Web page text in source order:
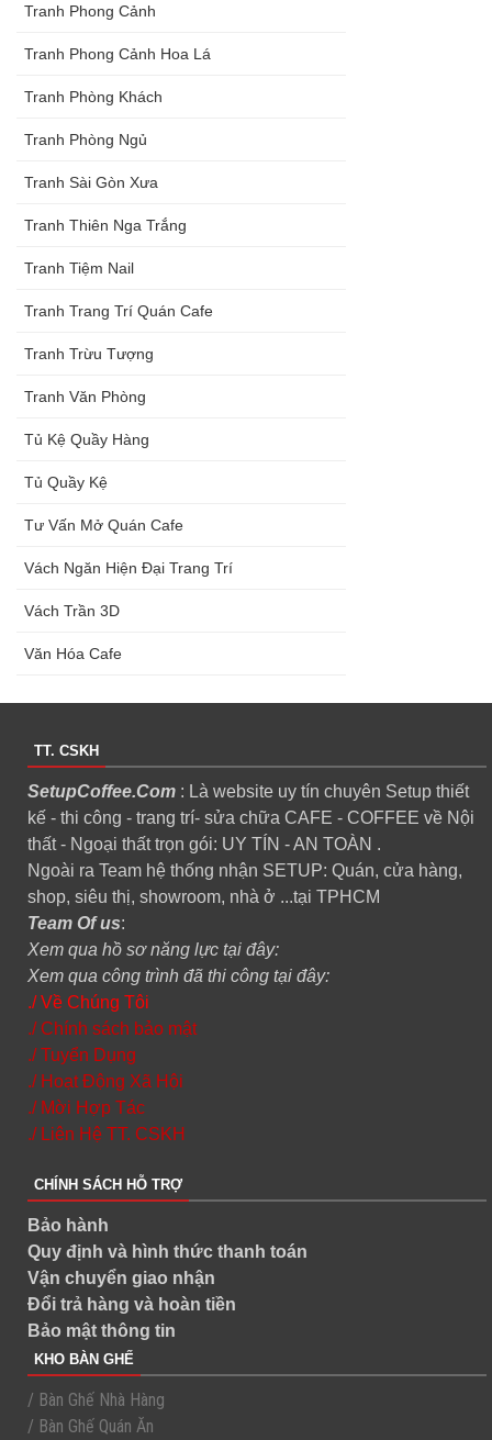
Tranh Phong Cảnh
Tranh Phong Cảnh Hoa Lá
Tranh Phòng Khách
Tranh Phòng Ngủ
Tranh Sài Gòn Xưa
Tranh Thiên Nga Trắng
Tranh Tiệm Nail
Tranh Trang Trí Quán Cafe
Tranh Trừu Tượng
Tranh Văn Phòng
Tủ Kệ Quầy Hàng
Tủ Quầy Kệ
Tư Vấn Mở Quán Cafe
Vách Ngăn Hiện Đại Trang Trí
Vách Trần 3D
Văn Hóa Cafe
TT. CSKH
SetupCoffee.Com : Là website uy tín chuyên Setup thiết
kế - thi công - trang trí- sửa chữa CAFE - COFFEE về Nội
thất - Ngoại thất trọn gói: UY TÍN - AN TOÀN .
Ngoài ra Team hệ thống nhận SETUP: Quán, cửa hàng,
shop, siêu thị, showroom, nhà ở ...tại TPHCM
Team Of us:
Xem qua hồ sơ năng lực tại đây:
Xem qua công trình đã thi công tại đây:
./ Về Chúng Tôi
./ Chính sách bảo mật
./ Tuyển Dụng
./ Hoạt Động Xã Hội
./ Mời Hợp Tác
./ Liên Hệ TT. CSKH
CHÍNH SÁCH HỖ TRỢ
Bảo hành
Quy định và hình thức thanh toán
Vận chuyển giao nhận
Đổi trả hàng và hoàn tiền
Bảo mật thông tin
KHO BÀN GHẾ
/ Bàn Ghế Nhà Hàng
/ Bàn Ghế Quán Ăn